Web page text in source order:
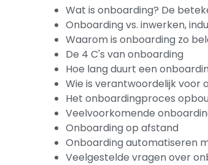
Wat is onboarding? De
Onboarding vs. inwerken,
Waarom is onboarding zo
De 4 C's van onboarding
Hoe lang duurt een
Wie is verantwoordelijk voor
Het onboardingproces
Veelvoorkomende
Onboarding op afstand
Onboarding automatiseren
Veelgestelde vragen over